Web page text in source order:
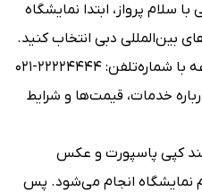
سلام پرواز، ابتدا نمایشگاه
بین‌المللی دبی انتخاب کنید.
سپس با کارشناسان این مجموعه با شماره‌تلفن: ۲۲۲۲۴۴۴۴-۰۲۱
خدمات، قیمت‌ها و شرایط
کپی پاسپورت و عکس
نمایشگاه انجام می‌شود. پس